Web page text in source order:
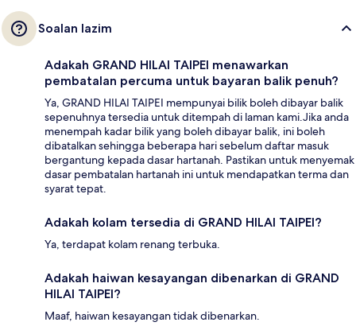
Soalan lazim
Adakah GRAND HILAI TAIPEI menawarkan
pembatalan percuma untuk bayaran balik penuh?
Ya, GRAND HILAI TAIPEI mempunyai bilik boleh dibayar balik
sepenuhnya tersedia untuk ditempah di laman kami.Jika anda
menempah kadar bilik yang boleh dibayar balik, ini boleh
dibatalkan sehingga beberapa hari sebelum daftar masuk
bergantung kepada dasar hartanah. Pastikan untuk menyemak
dasar pembatalan hartanah ini untuk mendapatkan terma dan
syarat tepat.
Adakah kolam tersedia di GRAND HILAI TAIPEI?
Ya, terdapat kolam renang terbuka.
Adakah haiwan kesayangan dibenarkan di GRAND
HILAI TAIPEI?
Maaf, haiwan kesayangan tidak dibenarkan.